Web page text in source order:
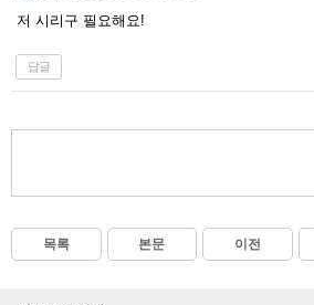
저 시리구 필요해요!
답글
목록 본문 이전